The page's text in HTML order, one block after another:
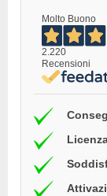
Molto Buono
2.220
Recensioni